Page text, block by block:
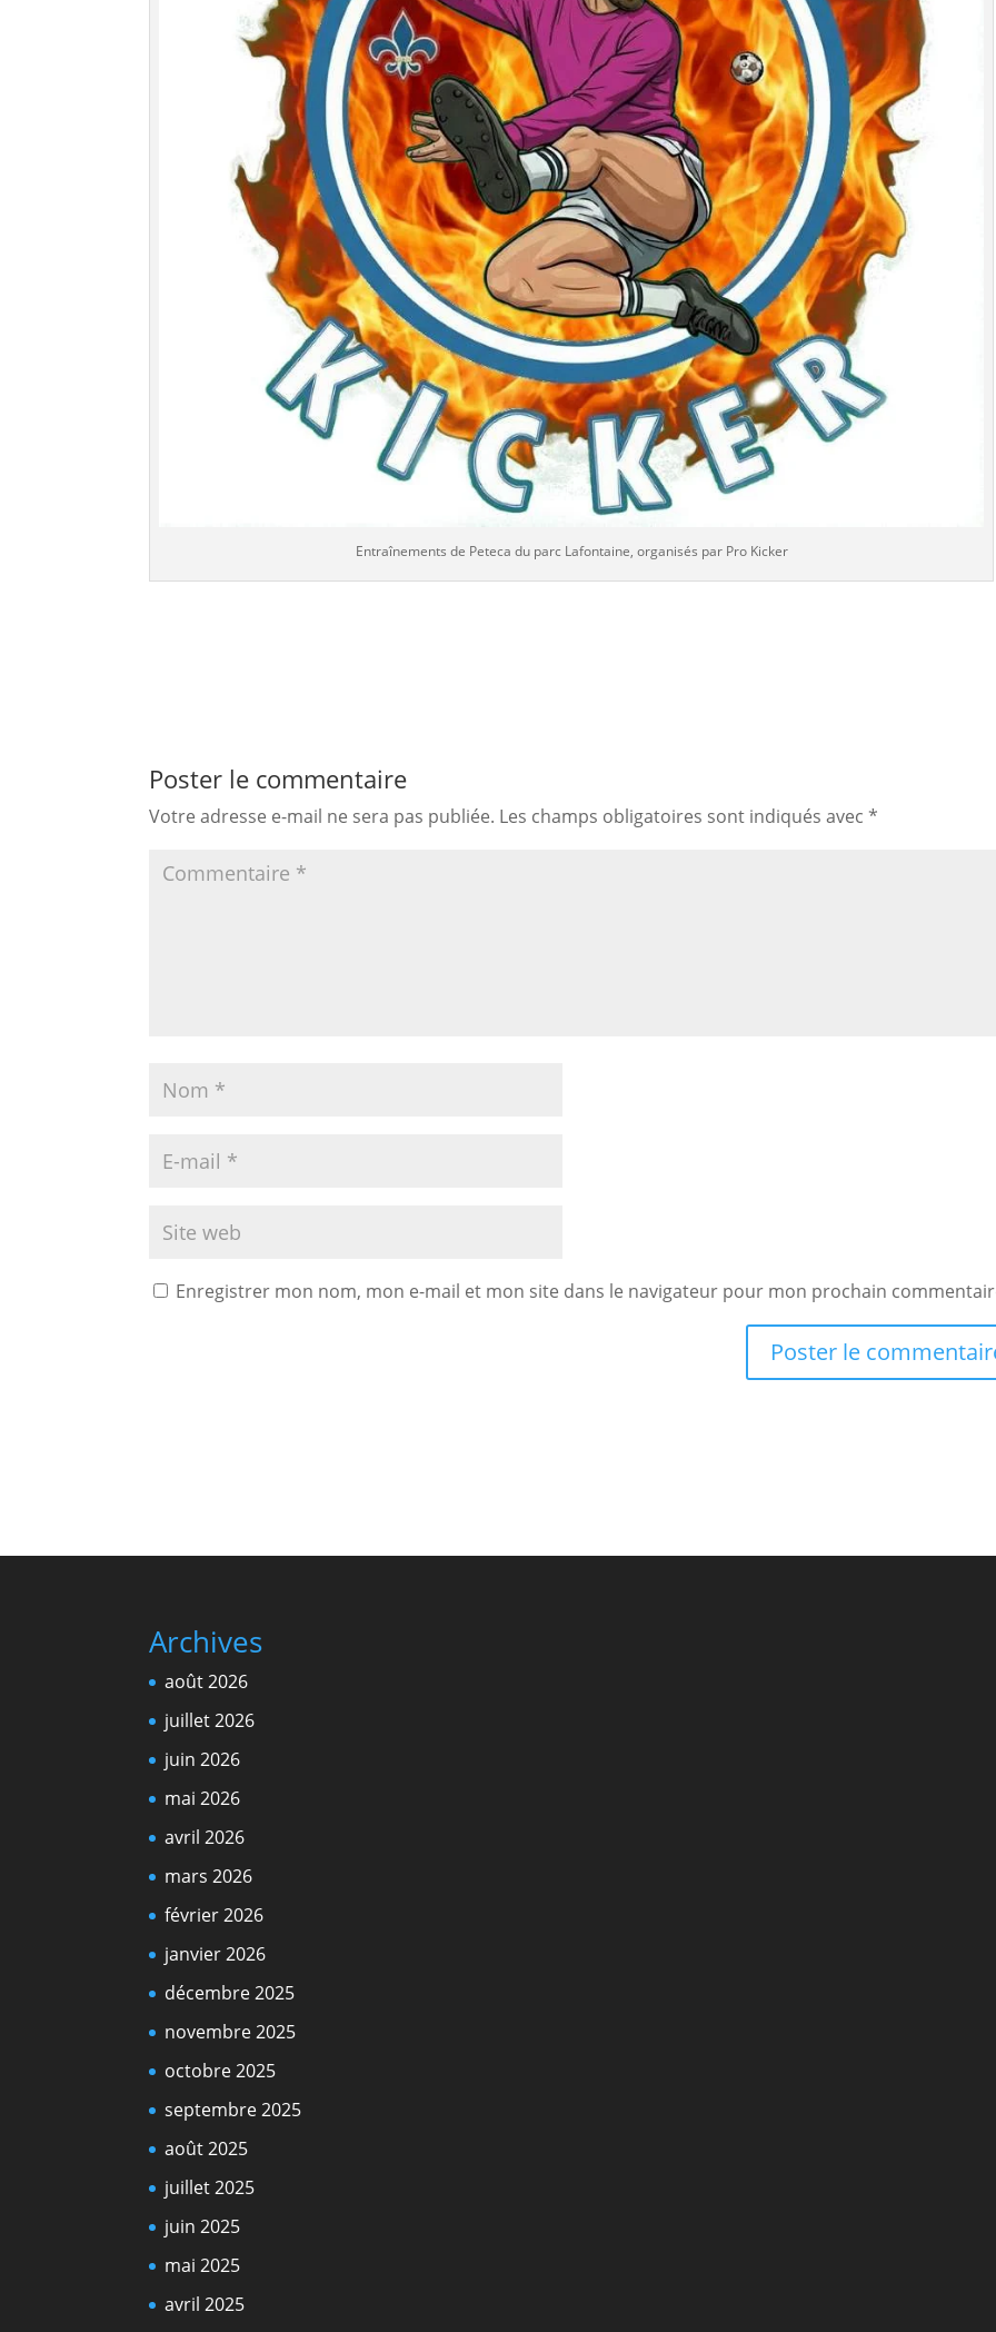
Entraînements de Peteca du parc Lafontaine, organisés par Pro Kicker
Poster le commentaire
Votre adresse e-mail ne sera pas publiée. Les champs obligatoires sont indiqués avec*
Enregistrer mon nom, mon e-mail et mon site dans le navigateur pour mon prochain
Archives
août 2026
juillet 2026
juin 2026
mai 2026
avril 2026
mars 2026
février 2026
janvier 2026
décembre 2025
novembre 2025
octobre 2025
septembre 2025
août 2025
juillet 2025
juin 2025
mai 2025
avril 2025